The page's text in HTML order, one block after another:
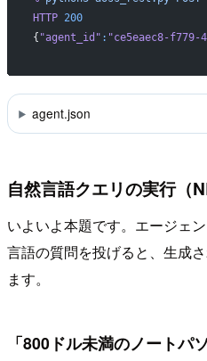
HTTP 200
{ "agent_id" : "ce5eaec8-f779-
agent.json
自然言語クエリの実行（
いよいよ本題です。エージェ
言語の質問を投げると、生成
ます。
「800ドル未満のノートパ